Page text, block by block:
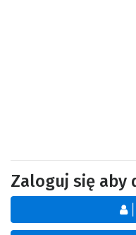
Zaloguj się aby
|